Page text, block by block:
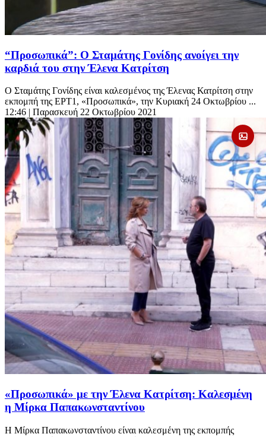
“Προσωπικά”: Ο Σταμάτης Γονίδης ανοίγει την
καρδιά του στην Έλενα Κατρίτση
Ο Σταμάτης Γονίδης είναι καλεσμένος της Έλενας Κατρίτση στην
εκπομπή της ΕΡΤ1, «Προσωπικά», την Κυριακή 24 Οκτωβρίου ...
12:46 | Παρασκευή 22 Οκτωβρίου 2021
«Προσωπικά» με την Έλενα Κατρίτση: Καλεσμένη
η Μίρκα Παπακωνσταντίνου
Η Μίρκα Παπακωνσταντίνου είναι καλεσμένη της εκπομπής